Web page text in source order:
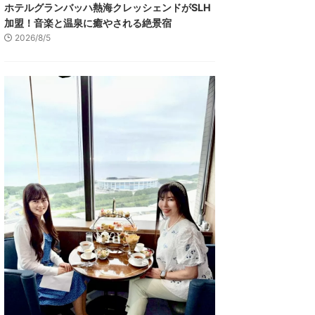
ホテルグランバッハ熱海クレッシェンドがSLH
加盟！音楽と温泉に癒やされる絶景宿
2026/8/5